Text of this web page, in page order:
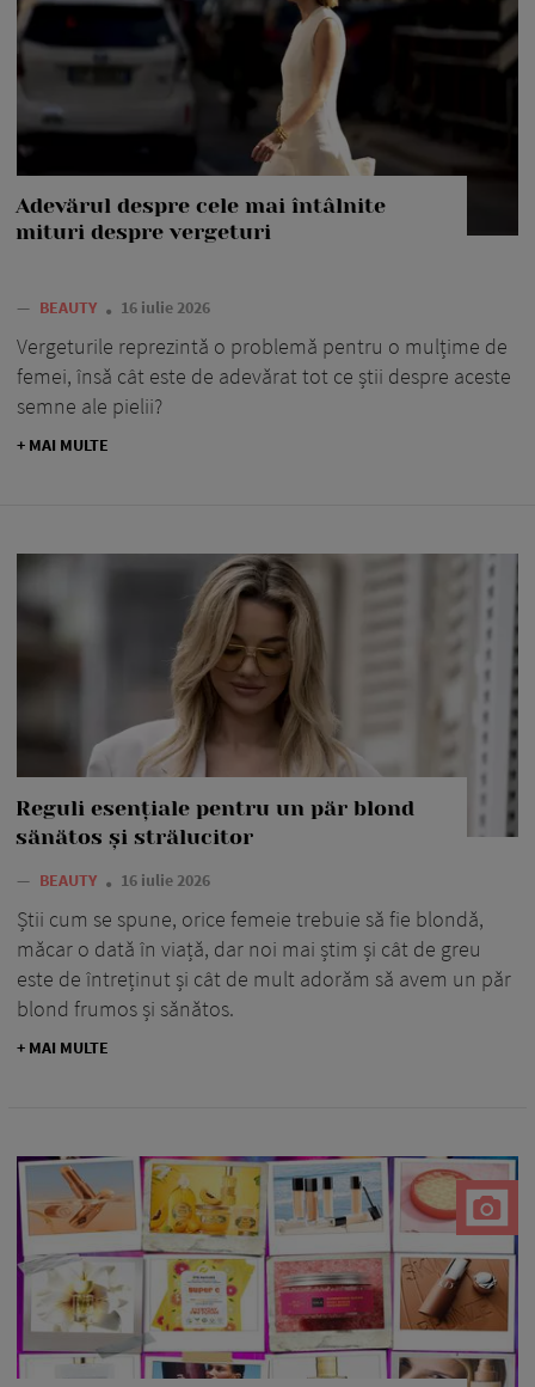
Adevărul despre cele mai întâlnite
mituri despre vergeturi
— BEAUTY 16 iulie 2026
Vergeturile reprezintă o problemă pentru o mulțime de
femei, însă cât este de adevărat tot ce știi despre aceste
semne ale pielii?
+ MAI MULTE
Reguli esențiale pentru un păr blond
sănătos și strălucitor
— BEAUTY 16 iulie 2026
Știi cum se spune, orice femeie trebuie să fie blondă,
măcar o dată în viață, dar noi mai știm și cât de greu
este de întreținut și cât de mult adorăm să avem un păr
blond frumos și sănătos.
+ MAI MULTE